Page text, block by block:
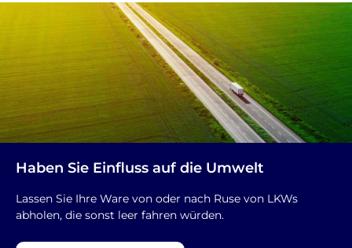
Haben Sie Einfluss auf die Umwelt
Lassen Sie Ihre Ware von oder nach Ruse von LKWs
abholen, die sonst leer fahren würden.